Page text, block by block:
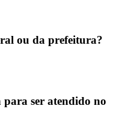
ou da prefeitura?
para ser atendido no